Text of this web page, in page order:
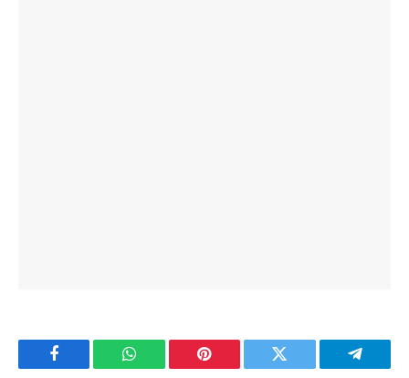
Facebook WhatsApp Pinterest Twitter